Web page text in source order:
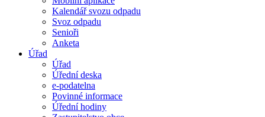
Kalendář svozu odpadu
Svoz odpadu
Senioři
Anketa
Úřad
Úřad
Úřední deska
e-podatelna
Povinné informace
Úřední hodiny